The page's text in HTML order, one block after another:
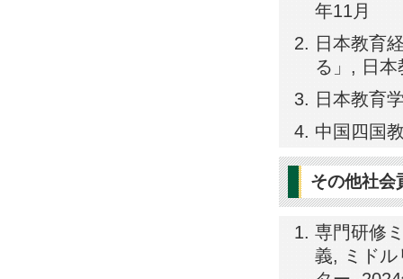
年11月
日本教育
る」, 日
日本教育
中国四国
その他社会
専門研修
義, ミドル